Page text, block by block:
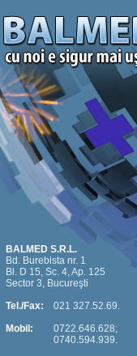
BALMED S.R.L.
Bd. Burebista nr. 1
Bl. D 15, Sc. 4, Ap. 125
Sector 3, Bucureşti
Tel./Fax:
Mobil:
021 327.52.69.
0722.646.628;
0740.594.939.